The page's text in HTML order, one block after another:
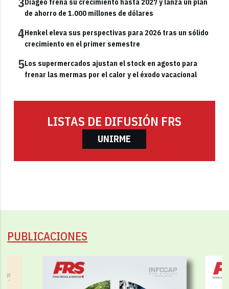
Diageo frena su crecimiento hasta 2027 y lanza un plan
de ahorro de 1.000 millones de dólares
4Henkel eleva sus perspectivas para 2026 tras un sólido
crecimiento en el primer semestre
5Los supermercados ajustan el stock en agosto para
frenar las mermas por el calor y el éxodo vacacional
LISTAS DE DIFUSIÓN FRS
UNIRME
PUBLICACIONES